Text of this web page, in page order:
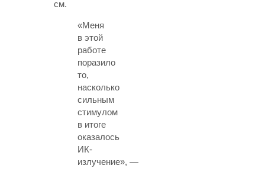
см.
«Меня
в этой
работе
поразило
то,
насколько
сильным
стимулом
в итоге
оказалось
ИК-
излучение», —